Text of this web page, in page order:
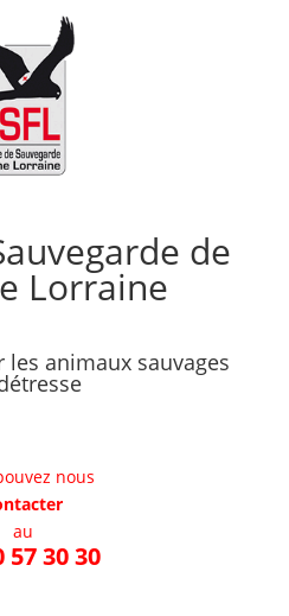
de
Lorraine
les animaux sauvages
nous
au
57 30 30